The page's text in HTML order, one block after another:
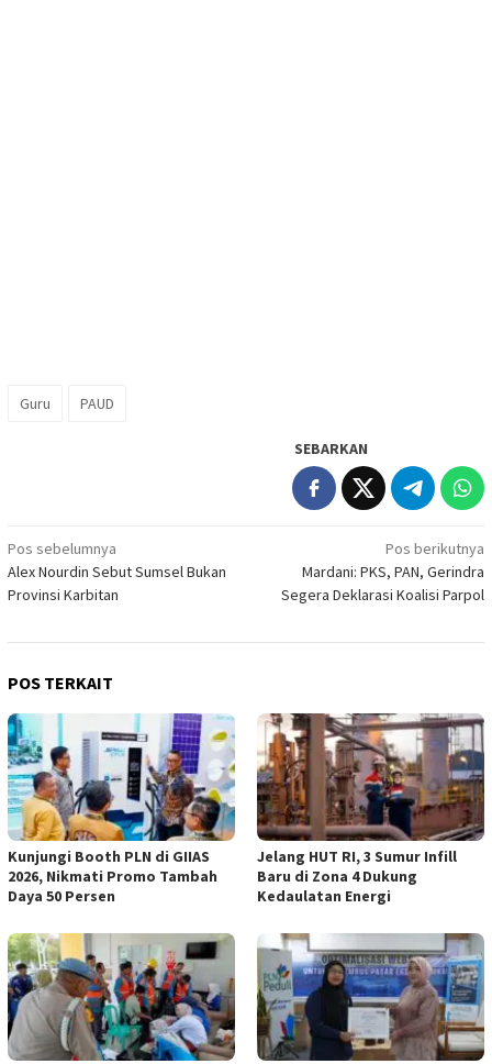
Guru PAUD
SEBARKAN
Navigasi
pos
Pos sebelumnya
Alex Nourdin Sebut Sumsel Bukan
Provinsi Karbitan
Pos berikutnya
Mardani: PKS, PAN, Gerindra
Segera Deklarasi Koalisi Parpol
POS TERKAIT
Kunjungi Booth PLN di GIIAS
2026, Nikmati Promo Tambah
Daya 50 Persen
Jelang HUT RI, 3 Sumur Infill
Baru di Zona 4 Dukung
Kedaulatan Energi